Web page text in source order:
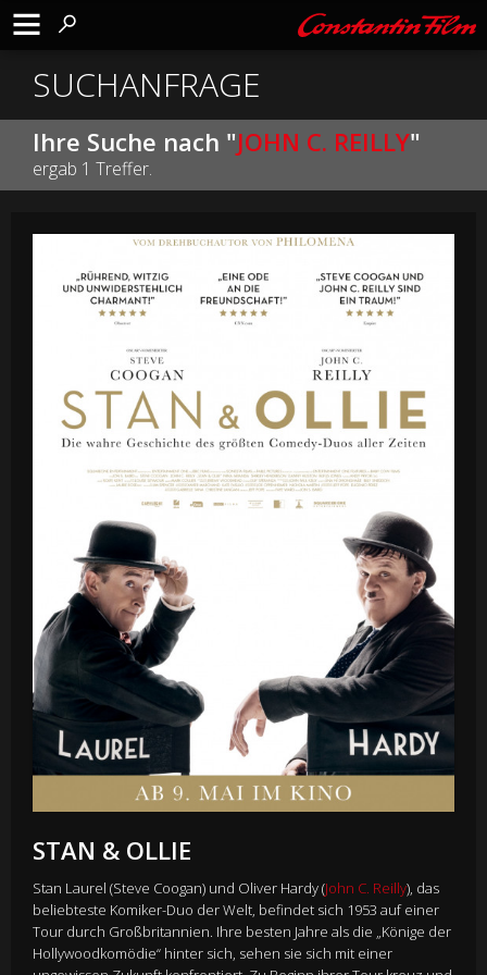
SUCHANFRAGE
Ihre Suche nach "JOHN C. REILLY"
ergab 1 Treffer.
STAN & OLLIE
Stan Laurel (Steve Coogan) und Oliver Hardy (John C. Reilly), das
beliebteste Komiker-Duo der Welt, befindet sich 1953 auf einer
Tour durch Großbritannien. Ihre besten Jahre als die „Könige der
Hollywoodkomödie“ hinter sich, sehen sie sich mit einer